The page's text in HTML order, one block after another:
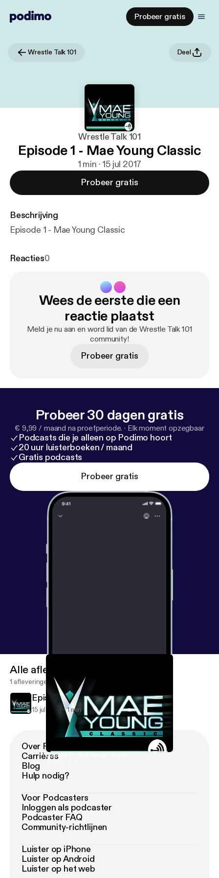
Probeer gratis
Wrestle Talk 101 Deel
Wrestle Talk 101
Episode 1 - Mae Young Classic
1 min · 15 jul 2017
Probeer gratis
Beschrijving
Episode 1 - Mae Young Classic
Reacties0
Wees de eerste die een
reactie plaatst
Meld je nu aan en word lid van de Wrestle Talk 101
community!
Probeer gratis
Probeer 30 dagen gratis
€ 9,99 / maand na proefperiode. · Elk moment opzegbaar
Podcasts die je alleen op Podimo hoort
20 uur luisterboeken / maand
Gratis podcasts
Probeer gratis
Episode 1 - Mae Young Classic
Alle afleveringen
1 afleveringen
Episode 1 - Mae Young Classic
15 jul 2017 1 min
Over Podimo
Carrières
Blog
Hulp nodig?
Voor Podcasters
Inloggen als podcaster
Podcaster FAQ
Community-richtlijnen
Luister op iPhone
Luister op Android
Luister op het web